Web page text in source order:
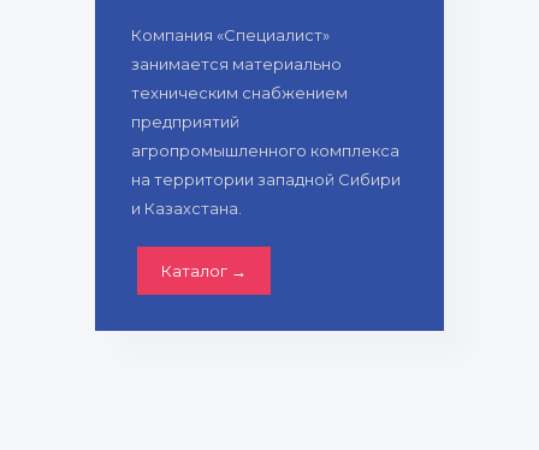
Компания «Специалист»
занимается материально
техническим снабжением
предприятий
агропромышленного комплекса
на территории западной Сибири
и Казахстана.
Каталог →